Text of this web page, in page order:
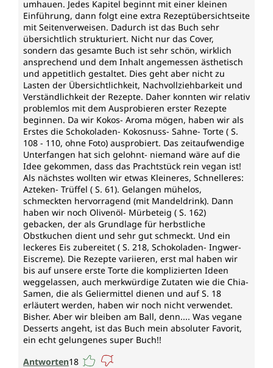
umhauen. Jedes Kapitel beginnt mit einer kleinen
Einführung, dann folgt eine extra Rezeptübersichtseite
mit Seitenverweisen. Dadurch ist das Buch sehr
übersichtlich strukturiert. Nicht nur das Cover,
sondern das gesamte Buch ist sehr schön, wirklich
ansprechend und dem Inhalt angemessen ästhetisch
und appetitlich gestaltet. Dies geht aber nicht zu
Lasten der Übersichtlichkeit, Nachvollziehbarkeit und
Verständlichkeit der Rezepte. Daher konnten wir relativ
problemlos mit dem Ausprobieren erster Rezepte
beginnen. Da wir Kokos- Aroma mögen, haben wir als
Erstes die Schokoladen- Kokosnuss- Sahne- Torte ( S.
108 - 110, ohne Foto) ausprobiert. Das zeitaufwendige
Unterfangen hat sich gelohnt- niemand wäre auf die
Idee gekommen, dass das Prachtstück rein vegan ist!
Als nächstes wollten wir etwas Kleineres, Schnelleres:
Azteken- Trüffel ( S. 61). Gelangen mühelos,
schmeckten hervorragend (mit Mandeldrink). Dann
haben wir noch Olivenöl- Mürbeteig ( S. 162)
gebacken, der als Grundlage für herbstliche
Obstkuchen dient und sehr gut schmeckt. Und ein
leckeres Eis zubereitet ( S. 218, Schokoladen- Ingwer-
Eiscreme). Die Rezepte variieren, erst mal haben wir
bis auf unsere erste Torte die komplizierten Ideen
weggelassen, auch merkwürdige Zutaten wie die Chia-
Samen, die als Geliermittel dienen und auf S. 18
erläutert werden, haben wir noch nicht verwendet.
Bisher. Aber wir bleiben am Ball, denn.... Was vegane
Desserts angeht, ist das Buch mein absoluter Favorit,
ein echt gelungenes super Buch!!
Antworten18